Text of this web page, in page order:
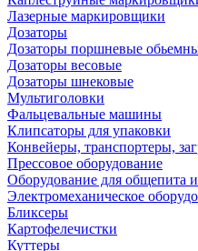
Лазерные маркировщики
Дозаторы
Дозаторы поршневые
Дозаторы весовые
Дозаторы шнековые
Мультиголовки
Фальцевальные машины
Клипсаторы для упаковки
Конвейеры, транспортеры,
Прессовое оборудование
Оборудование для общепита и
Электромеханическое
Бликсеры
Картофелечистки
Куттеры